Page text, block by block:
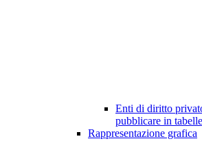
Enti di diritto
pubblicare in
Rappresentazione grafica